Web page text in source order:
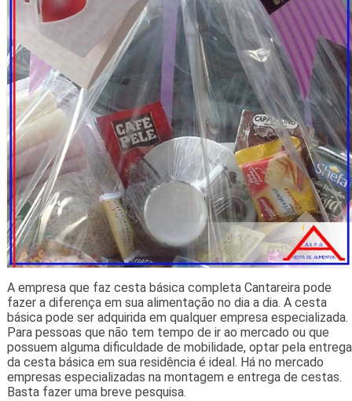
A empresa que faz cesta básica completa Cantareira pode
fazer a diferença em sua alimentação no dia a dia. A cesta
básica pode ser adquirida em qualquer empresa especializada.
Para pessoas que não tem tempo de ir ao mercado ou que
possuem alguma dificuldade de mobilidade, optar pela entrega
da cesta básica em sua residência é ideal. Há no mercado
empresas especializadas na montagem e entrega de cestas.
Basta fazer uma breve pesquisa.